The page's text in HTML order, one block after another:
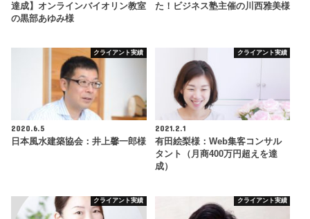
達成】オンラインバイオリン教室
の黒部あゆみ様
た！ビジネス塾主催の川西雅美様
クライアント実績
2020.6.5
日本風水建築協会：井上馨一郎様
クライアント実績
2021.2.1
有田絵梨様：Web集客コンサル
タント（月商400万円超えを達
成）
クライアント実績 クライアント実績